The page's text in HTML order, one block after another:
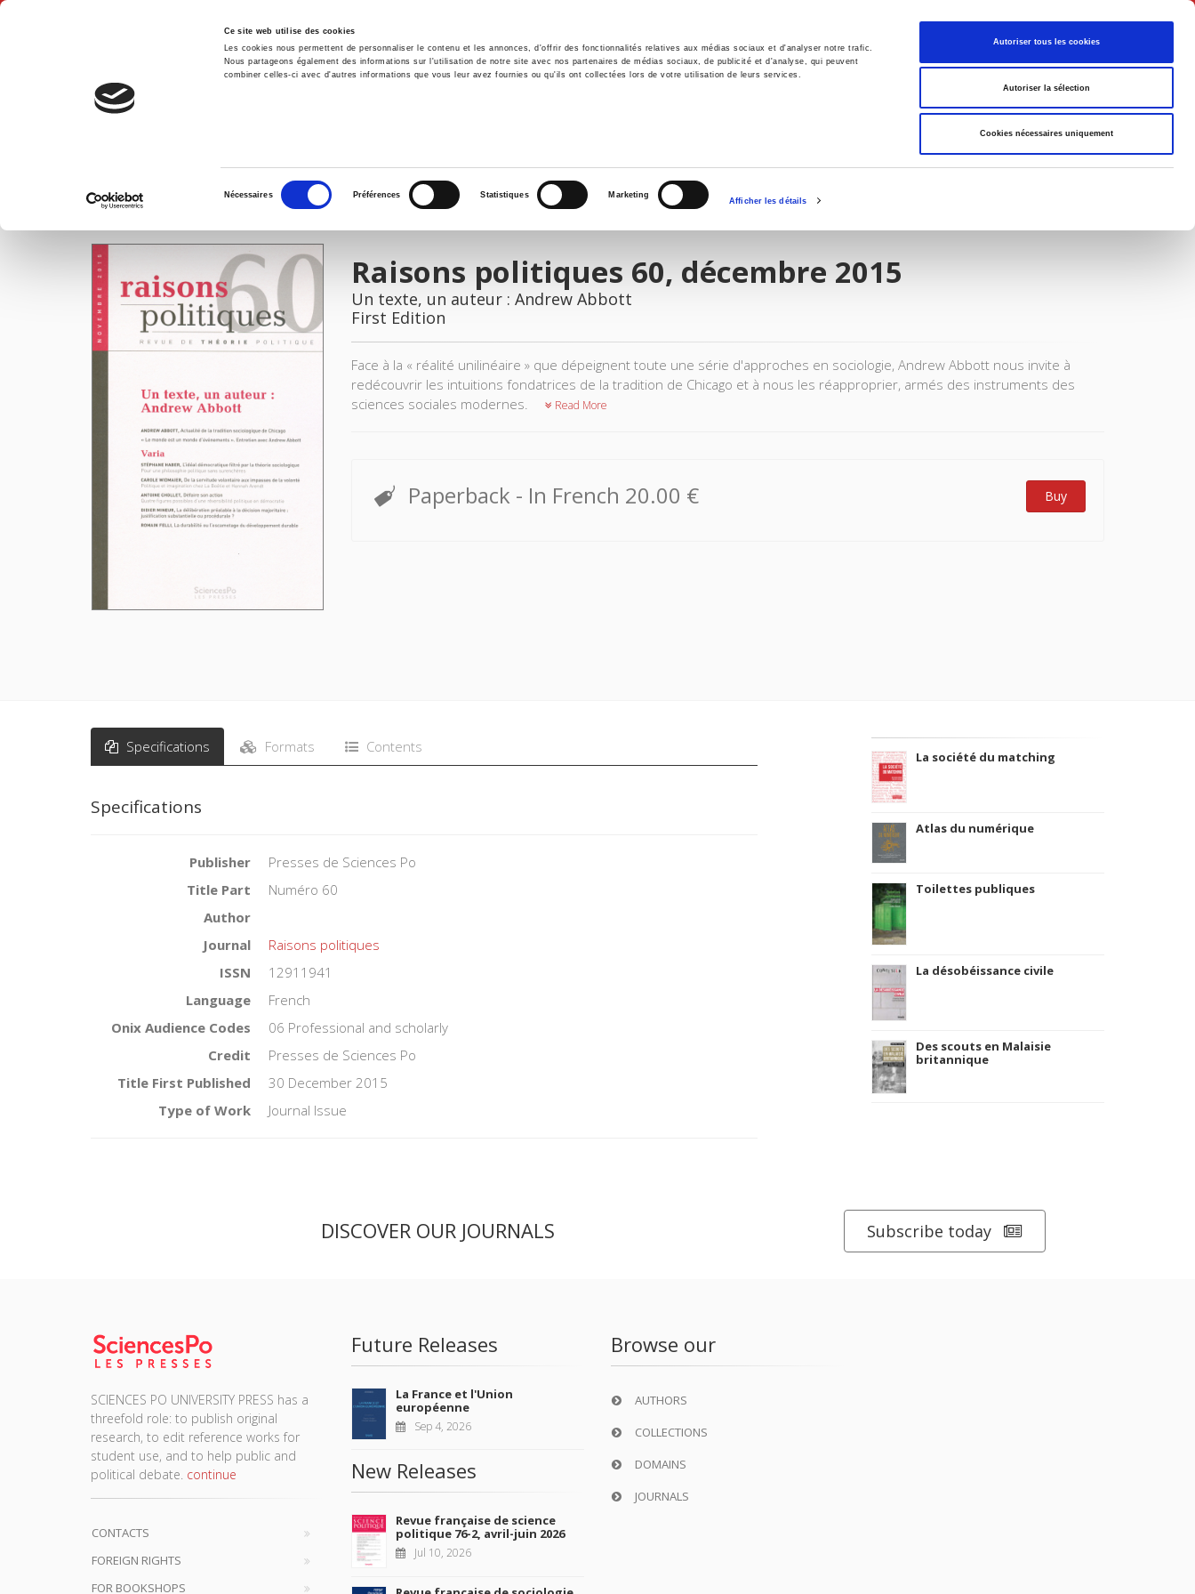
Ce site web utilise des cookies
Les cookies nous permettent de personnaliser le contenu et les annonces, d'offrir des fonctionnalités relatives aux médias sociaux et d'analyser notre trafic.
Nous partageons également des informations sur l'utilisation de notre site avec nos partenaires de médias sociaux, de publicité et d'analyse, qui peuvent
combiner celles-ci avec d'autres informations que vous leur avez fournies ou qu'ils ont collectées lors de votre utilisation de leurs services.
consentement
Nécessaires Préférences Statistiques Marketing
Afficher les détails
Autoriser tous les cookies
Autoriser la sélection
Cookies nécessaires uniquement
English
Home Environment History International Politics
IMAGES
Raisons politiques 60, décembre 2015
Un texte, un auteur : Andrew Abbott
First Edition
Face à la « réalité unilinéaire » que dépeignent toute une série d'approches en sociologie, Andrew Abbott nous invite à
redécouvrir les intuitions fondatrices de la tradition de Chicago et à nous les réapproprier, armés des instruments des
sciences sociales modernes.
Read More
Paperback - In French 20.00 € Buy
Specifications Formats Contents
Specifications
Publisher
Presses de Sciences Po
Title Part
Numéro 60
Author
Journal
Raisons politiques
ISSN
12911941
Language
French
Onix Audience Codes
06 Professional and scholarly
Credit
Presses de Sciences Po
Title First Published
30 December 2015
Type of Work
Journal Issue
La société du matching
Atlas du numérique
Toilettes publiques
La désobéissance civile
Des scouts en Malaisie
britannique
DISCOVER OUR JOURNALS Subscribe today
SCIENCES PO UNIVERSITY PRESS has a
threefold role: to publish original
research, to edit reference works for
student use, and to help public and
political debate. continue
CONTACTS
FOREIGN RIGHTS
FOR BOOKSHOPS
Future Releases
La France et l'Union
européenne
Sep 4, 2026
New Releases
Revue française de science
politique 76-2, avril-juin 2026
Jul 10, 2026
Browse our
AUTHORS
COLLECTIONS
DOMAINS
JOURNALS